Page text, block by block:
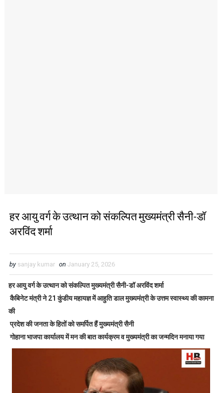
हर आयु वर्ग के उत्थान को संकल्पित मुख्यमंत्री सैनी-डॉ
अरविंद शर्मा
by sanjay kumar on January 25, 2026
हर आयु वर्ग के उत्थान को संकल्पित मुख्यमंत्री सैनी-डॉ अरविंद शर्मा
कैबिनेट मंत्री ने 21 कुंडीय महायज्ञ में आहुति डाल मुख्यमंत्री के उत्तम स्वास्थ्य की कामना
की
प्रदेश की जनता के हितों को समर्पित हैं मुख्यमंत्री सैनी
गोहाना भाजपा कार्यालय में मन की बात कार्यक्रम व मुख्यमंत्री का जन्मदिन मनाया गया